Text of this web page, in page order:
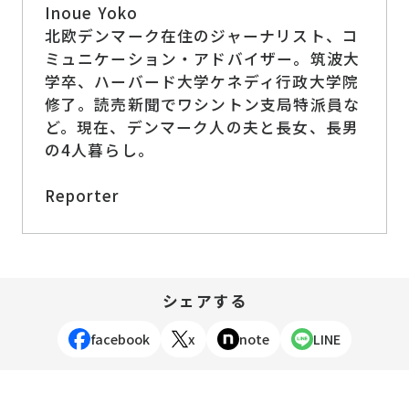
Inoue Yoko
北欧デンマーク在住のジャーナリスト、コ
ミュニケーション・アドバイザー。筑波大
学卒、ハーバード大学ケネディ行政大学院
修了。読売新聞でワシントン支局特派員な
ど。現在、デンマーク人の夫と長女、長男
の4人暮らし。
Reporter
シェアする
facebook x note LINE